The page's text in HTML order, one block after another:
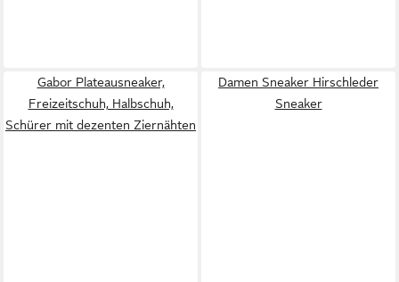
Gabor Plateausneaker,
Freizeitschuh, Halbschuh,
Schürer mit dezenten Ziernähten
Damen Sneaker Hirschleder
Sneaker